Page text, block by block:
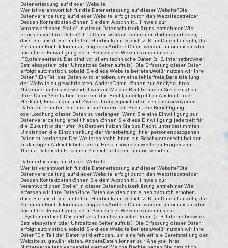
Datenerfassung auf dieser Website
Wer ist verantwortlich für die Datenerfassung auf dieser Website?Die
Datenverarbeitung auf dieser Website erfolgt durch den Websitebetreiber.
Dessen Kontaktdatenkönnen Sie dem Abschnitt „Hinweis zur
Verantwortlichen Stelle“ in dieser Datenschutzerklärung entnehmen.Wie
erfassen wir Ihre Daten? Ihre Daten werden zum einen dadurch erhoben,
dass Sie uns diese mitteilen. Hierbei kann es sich z. B. umDaten handeln, die
Sie in ein Kontaktformular eingeben.Andere Daten werden automatisch oder
nach Ihrer Einwilligung beim Besuch der Website durch unsere
ITSystemeerfasst. Das sind vor allem technische Daten (z. B. Internetbrowser,
Betriebssystem oder Uhrzeitdes Seitenaufrufs). Die Erfassung dieser Daten
erfolgt automatisch, sobald Sie diese Website betreten.Wofür nutzen wir Ihre
Daten? Ein Teil der Daten wird erhoben, um eine fehlerfreie Bereitstellung
der Website zu gewährleisten. AndereDaten können zur Analyse Ihres
Nutzerverhaltens verwendet werden.Welche Rechte haben Sie bezüglich
Ihrer Daten?Sie haben jederzeit das Recht, unentgeltlich Auskunft über
Herkunft, Empfänger und Zweck Ihrergespeicherten personenbezogenen
Daten zu erhalten. Sie haben außerdem ein Recht, die Berichtigung
oderLöschung dieser Daten zu verlangen. Wenn Sie eine Einwilligung zur
Datenverarbeitung erteilt haben,können Sie diese Einwilligung jederzeit für
die Zukunft widerrufen. Außerdem haben Sie das Recht, unterbestimmten
Umständen die Einschränkung der Verarbeitung Ihrer personenbezogenen
Daten zu verlangen.Des Weiteren steht Ihnen ein Beschwerderecht bei der
zuständigen Aufsichtsbehörde zu.Hierzu sowie zu weiteren Fragen zum
Thema Datenschutz können Sie sich jederzeit an uns wenden.
Datenerfassung auf dieser Website
Wer ist verantwortlich für die Datenerfassung auf dieser Website?Die
Datenverarbeitung auf dieser Website erfolgt durch den Websitebetreiber.
Dessen Kontaktdatenkönnen Sie dem Abschnitt „Hinweis zur
Verantwortlichen Stelle“ in dieser Datenschutzerklärung entnehmen.Wie
erfassen wir Ihre Daten?Ihre Daten werden zum einen dadurch erhoben,
dass Sie uns diese mitteilen. Hierbei kann es sich z. B. umDaten handeln, die
Sie in ein Kontaktformular eingeben.Andere Daten werden automatisch oder
nach Ihrer Einwilligung beim Besuch der Website durch unsere
ITSystemeerfasst. Das sind vor allem technische Daten (z. B. Internetbrowser,
Betriebssystem oder Uhrzeitdes Seitenaufrufs). Die Erfassung dieser Daten
erfolgt automatisch, sobald Sie diese Website betreten.Wofür nutzen wir Ihre
Daten?Ein Teil der Daten wird erhoben, um eine fehlerfreie Bereitstellung der
Website zu gewährleisten. AndereDaten können zur Analyse Ihres